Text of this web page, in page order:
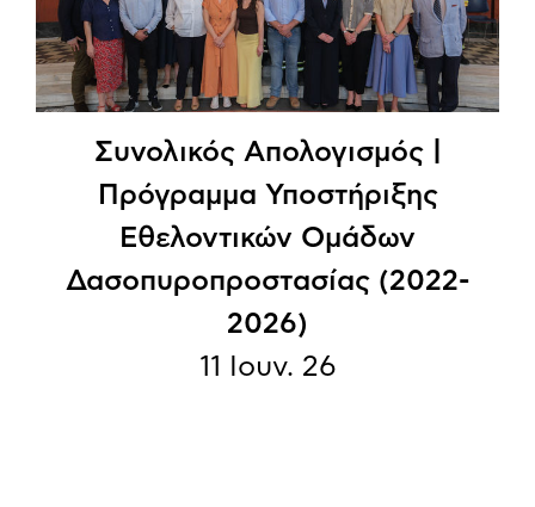
Συνολικός Απολογισμός |
Πρόγραμμα Υποστήριξης
Εθελοντικών Ομάδων
Δασοπυροπροστασίας (2022-
2026)
11 Ιουν. 26